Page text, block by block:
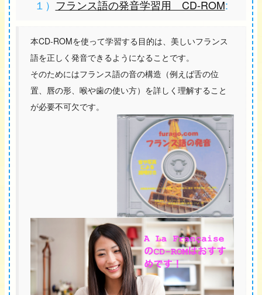
１） フランス語の発音学習用 CD-ROM:
本CD-ROMを使って学習する目的は、美しいフランス
語を正しく発音できるようになることです。
そのためにはフランス語の音の構造（例えば舌の位
置、唇の形、喉や歯の使い方）を詳しく理解すること
が必要不可欠です。